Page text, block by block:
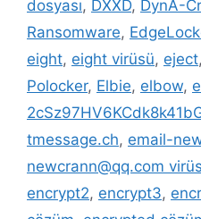
dosyası, DXXD, DynA-
Ransomware,
eight, eight virüsü, eject,
Polocker, Elbie, elbow,
tmessage.ch, email-
newcrann@qq.com
encrypt2, encrypt3,